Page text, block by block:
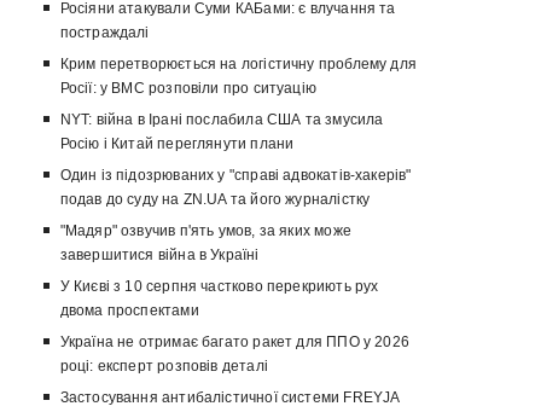
Росіяни атакували Суми КАБами: є влучання та
постраждалі
Крим перетворюється на логістичну проблему для
Росії: у ВМС розповіли про ситуацію
NYT: війна в Ірані послабила США та змусила
Росію і Китай переглянути плани
Один із підозрюваних у "справі адвокатів-хакерів"
подав до суду на ZN.UA та його журналістку
"Мадяр" озвучив п'ять умов, за яких може
завершитися війна в Україні
У Києві з 10 серпня частково перекриють рух
двома проспектами
Україна не отримає багато ракет для ППО у 2026
році: експерт розповів деталі
Застосування антибалістичної системи FREYJA